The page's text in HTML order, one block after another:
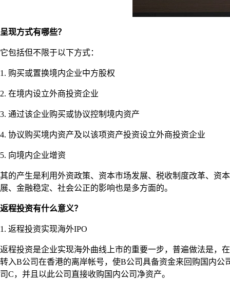
呈现方式有哪些？
它包括但不限于以下方式：
1. 购买或置换境内企业中方股权
2. 在境内设立外商投资企业
3. 通过该企业购买或协议控制境内资产
4. 协议购买境内资产及以该项资产投资设立外商投资企业
5. 向境内企业增资
其的产生是利用外资政策、资本市场发展、税收制度改革、资
展、金融稳定、社会公正的影响也是多方面的。
返程投资有什么意义？
1. 返程投资实现海外IPO
返程投资是企业实现海外曲线上市的重要一步，普遍做法是，
转入B公司在香港的离岸帐号，使B公司具备资金来回购国内
司C，并且以此公司直接收购国内公司净资产。